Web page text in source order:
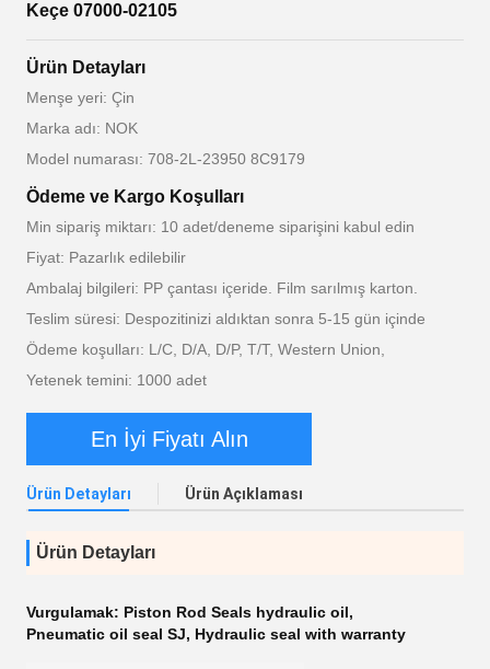
Keçe 07000-02105
Ürün Detayları
Menşe yeri: Çin
Marka adı: NOK
Model numarası: 708-2L-23950 8C9179
Ödeme ve Kargo Koşulları
Min sipariş miktarı: 10 adet/deneme siparişini kabul edin
Fiyat: Pazarlık edilebilir
Ambalaj bilgileri: PP çantası içeride. Film sarılmış karton.
Teslim süresi: Despozitinizi aldıktan sonra 5-15 gün içinde
Ödeme koşulları: L/C, D/A, D/P, T/T, Western Union,
Yetenek temini: 1000 adet
En İyi Fiyatı Alın
Ürün Detayları Ürün Açıklaması
Ürün Detayları
Vurgulamak: Piston Rod Seals hydraulic oil,
Pneumatic oil seal SJ, Hydraulic seal with warranty